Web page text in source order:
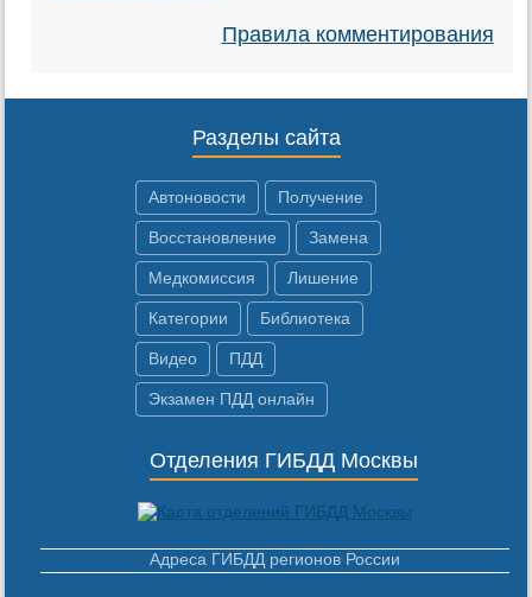
Правила комментирования
Разделы сайта
Автоновости Получение
Восстановление Замена
Медкомиссия Лишение
Категории Библиотека
Видео ПДД
Экзамен ПДД онлайн
Отделения ГИБДД Москвы
Адреса ГИБДД регионов России